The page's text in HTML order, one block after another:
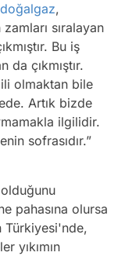
doğalgaz,
sıralayan
Bu iş
çıkmıştır.
olmaktan bile
Artık bizde
ilgilidir.
sofrasıdır.”
olduğunu
pahasına olursa
Türkiyesi'nde,
yıkımın